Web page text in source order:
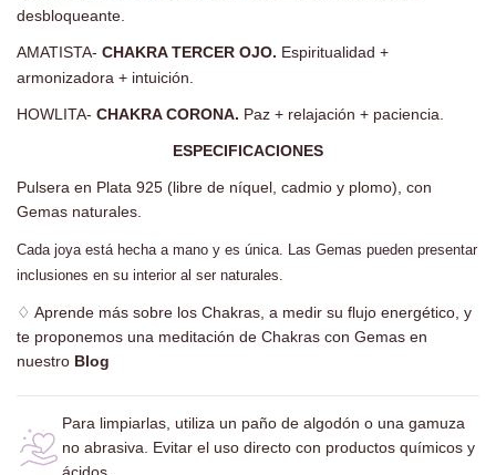
desbloqueante.
AMATISTA- CHAKRA TERCER OJO. Espiritualidad +
armonizadora + intuición.
HOWLITA- CHAKRA CORONA. Paz + relajación + paciencia.
ESPECIFICACIONES
Pulsera en Plata 925 (libre de níquel, cadmio y plomo), con
Gemas naturales.
Cada joya está hecha a mano y es única. Las Gemas pueden presentar
inclusiones en su interior al ser naturales.
♢ Aprende más sobre los Chakras, a medir su flujo energético, y
te proponemos una meditación de Chakras con Gemas en
nuestro Blog
Para limpiarlas, utiliza un paño de algodón o una gamuza
no abrasiva. Evitar el uso directo con productos químicos y